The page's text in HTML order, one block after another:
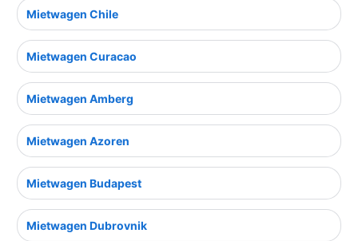
Mietwagen Chile
Mietwagen Curacao
Mietwagen Amberg
Mietwagen Azoren
Mietwagen Budapest
Mietwagen Dubrovnik